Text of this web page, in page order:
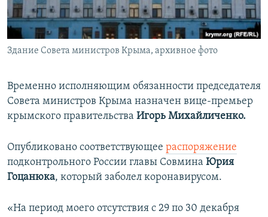
ПОБЕДИТЕЛЕЙ НЕ СУДЯТ?
КРЫМ.НЕПОКОРЕННЫЙ
ELIFBE
ПРИСОЕДИНЯЙТЕСЬ!
Все сайты RFE/RL
Здание Совета министров Крыма, архивное фото
Временно исполняющим обязанности председателя
Совета министров Крыма назначен вице-премьер
крымского правительства Игорь Михайличенко.
Опубликовано соответствующее распоряжение
подконтрольного России главы Совмина Юрия
Гоцанюка, который заболел коронавирусом.
«На период моего отсутствия с 29 по 30 декабря